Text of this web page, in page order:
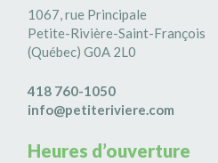
1067, rue Principale
Petite-Rivière-Saint-François
(Québec) G0A 2L0
418 760-1050
info@petiteriviere.com
Heures d’ouverture